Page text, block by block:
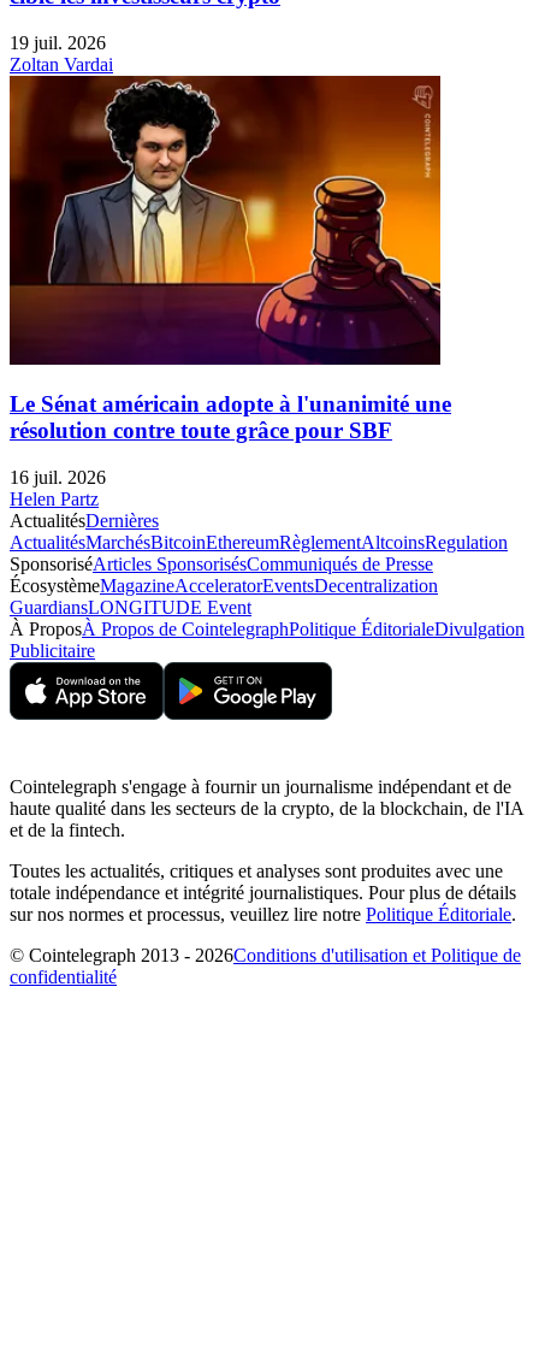
19 juil. 2026
Zoltan Vardai
Le Sénat américain adopte à l'unanimité une
résolution contre toute grâce pour SBF
16 juil. 2026
Helen Partz
ActualitésDernières
ActualitésMarchésBitcoinEthereumRèglementAltcoinsRegulation
SponsoriséArticles SponsorisésCommuniqués de Presse
ÉcosystèmeMagazineAcceleratorEventsDecentralization
GuardiansLONGITUDE Event
À ProposÀ Propos de CointelegraphPolitique ÉditorialeDivulgation
Publicitaire
Cointelegraph s'engage à fournir un journalisme indépendant et de
haute qualité dans les secteurs de la crypto, de la blockchain, de l'IA
et de la fintech.
Toutes les actualités, critiques et analyses sont produites avec une
totale indépendance et intégrité journalistiques. Pour plus de détails
sur nos normes et processus, veuillez lire notre Politique Éditoriale.
© Cointelegraph 2013 - 2026Conditions d'utilisation et Politique de
confidentialité